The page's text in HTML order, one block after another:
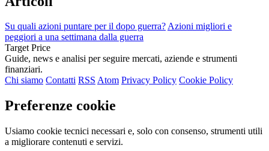
Su quali azioni puntare per il dopo guerra?Azioni migliori e
peggiori a una settimana dalla guerra
Target Price
Guide, news e analisi per seguire mercati, aziende e strumenti
finanziari.
Chi siamo Contatti RSS Atom Privacy Policy Cookie Policy
Preferenze cookie
Usiamo cookie tecnici necessari e, solo con consenso, strumenti utili
a migliorare contenuti e servizi.